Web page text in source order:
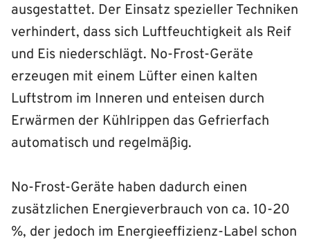
ausgestattet. Der Einsatz spezieller Techniken
verhindert, dass sich Luftfeuchtigkeit als Reif
und Eis niederschlägt. No-Frost-Geräte
erzeugen mit einem Lüfter einen kalten
Luftstrom im Inneren und enteisen durch
Erwärmen der Kühlrippen das Gefrierfach
automatisch und regelmäßig.
No-Frost-Geräte haben dadurch einen
zusätzlichen Energieverbrauch von ca. 10-20
%, der jedoch im Energieeffizienz-Label schon